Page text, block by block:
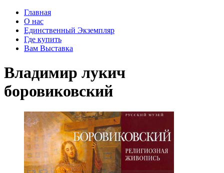
Главная
О нас
Единственный Экземпляр
Где купить
Вам Выставка
Владимир лукич
боровиковский